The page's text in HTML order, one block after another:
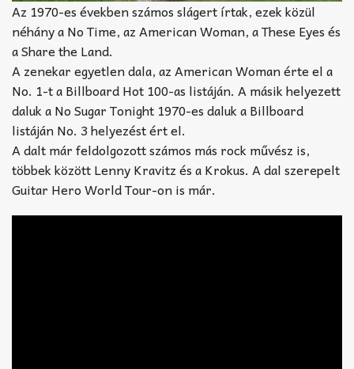
Az 1970-es években számos slágert írtak, ezek közül
néhány a No Time, az American Woman, a These Eyes és
a Share the Land.
A zenekar egyetlen dala, az American Woman érte el a
No. 1-t a Billboard Hot 100-as listáján. A másik helyezett
daluk a No Sugar Tonight 1970-es daluk a Billboard
listáján No. 3 helyezést ért el.
A dalt már feldolgozott számos más rock művész is,
többek között Lenny Kravitz és a Krokus. A dal szerepelt
Guitar Hero World Tour-on is már.